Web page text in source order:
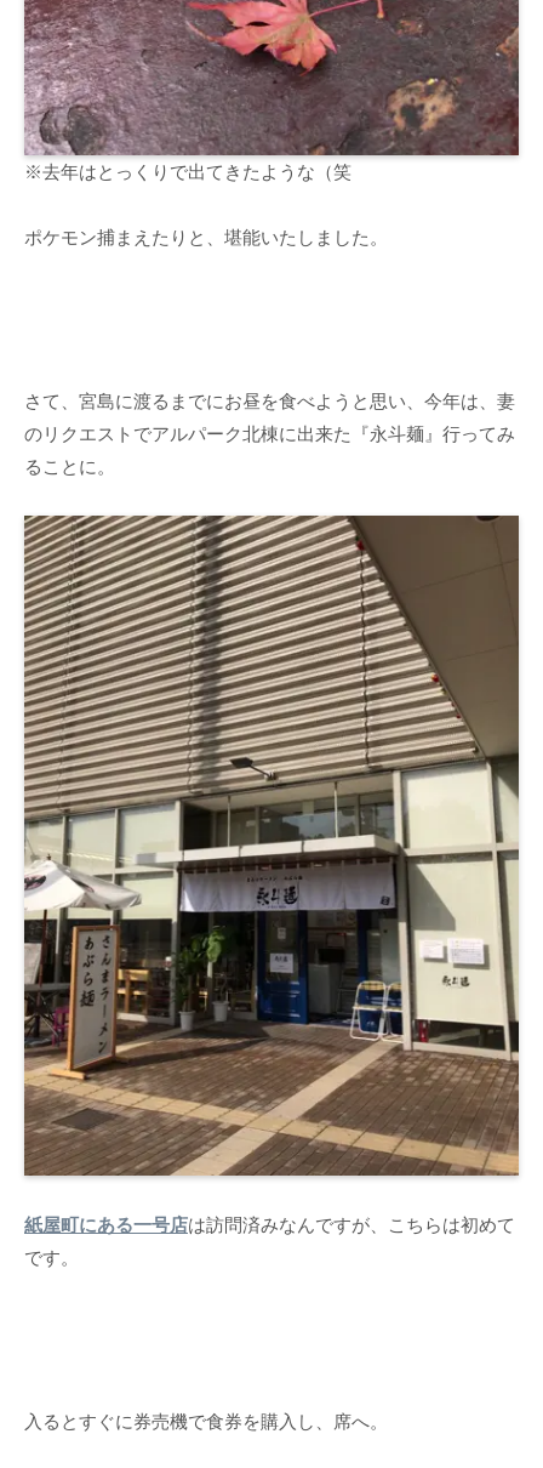
※去年はとっくりで出てきたような（笑
ポケモン捕まえたりと、堪能いたしました。
さて、宮島に渡るまでにお昼を食べようと思い、今年は、妻
のリクエストでアルパーク北棟に出来た『永斗麺』行ってみ
ることに。
紙屋町にある一号店は訪問済みなんですが、こちらは初めて
です。
入るとすぐに券売機で食券を購入し、席へ。